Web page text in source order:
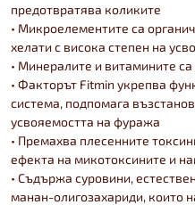
предотвратява коликите
• Микроелементите са
хелати с висока степен на
• Минералите и витамините
• Факторът Fitmin укрепва
система, подпомага
усвояемостта на фуража
• Премахва плесенните
ефекта на микотоксините и
• Съдържа суровини,
манан-олигозахариди, които